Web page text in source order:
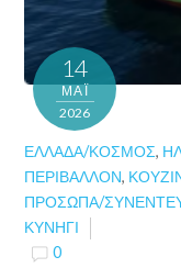
14
ΜΑΪ́
2026
ΕΛΛΆΔΑ/ΚΌΣΜΟΣ,
ΠΕΡΙΒΆΛΛΟΝ,
ΠΡΌΣΩΠΑ/
ΚΥΝΉΓΙ
0